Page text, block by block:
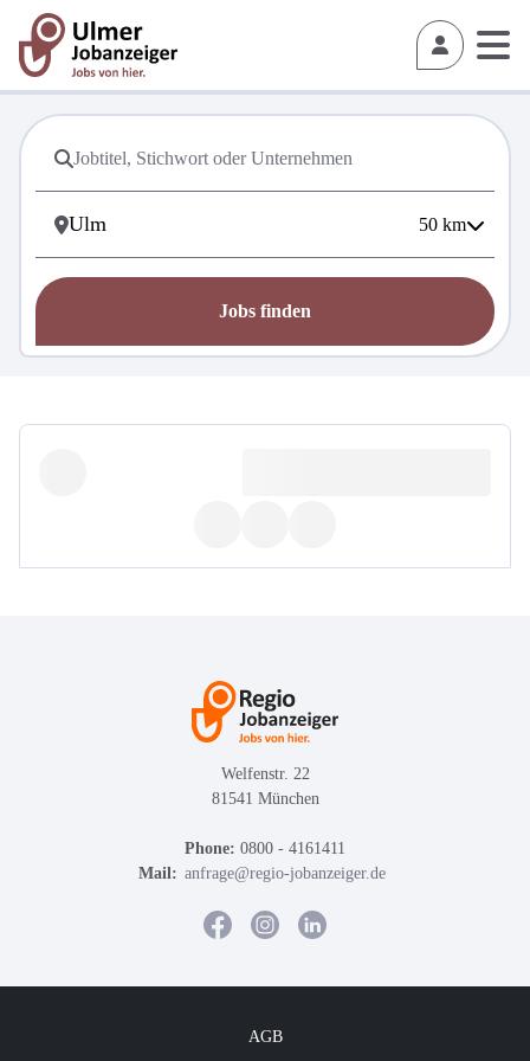
50 km
Jobs finden
Welfenstr. 22
81541 München
Phone: 0800 - 4161411
Mail: anfrage@regio-jobanzeiger.de
AGB